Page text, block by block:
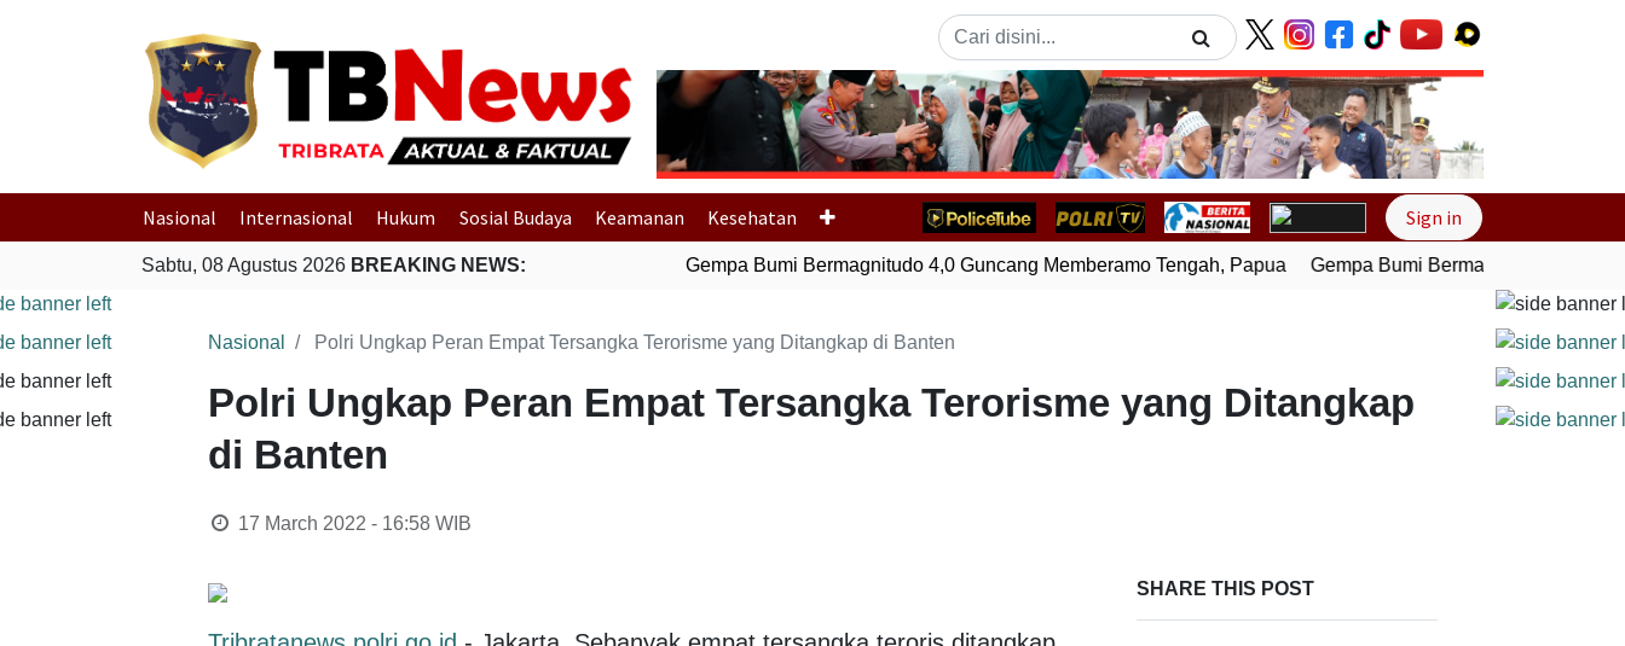
Previous Next
Nasional Internasional Hukum Sosial Budaya Keamanan Kesehatan Sign in
Sabtu, 08 Agustus 2026 BREAKING NEWS: Gempa Bumi Bermagnitudo 4,0 Guncang Memberamo Tengah, Papua Gempa Bumi Bermagnitudo 4,0
Nasional Polri Ungkap Peran Empat Tersangka Terorisme yang Ditangkap di Banten
Polri Ungkap Peran Empat Tersangka Terorisme yang Ditangkap
di Banten
17 March 2022 - 16:58WIB
SHARE THIS POST